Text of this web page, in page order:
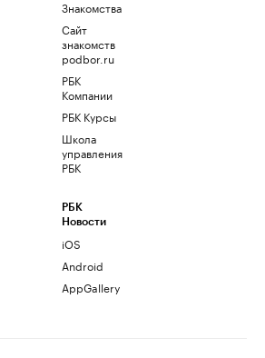
Знакомства
Сайт
знакомств
podbor.ru
РБК
Компании
РБК Курсы
Школа
управления
РБК
РБК
Новости
iOS
Android
AppGallery